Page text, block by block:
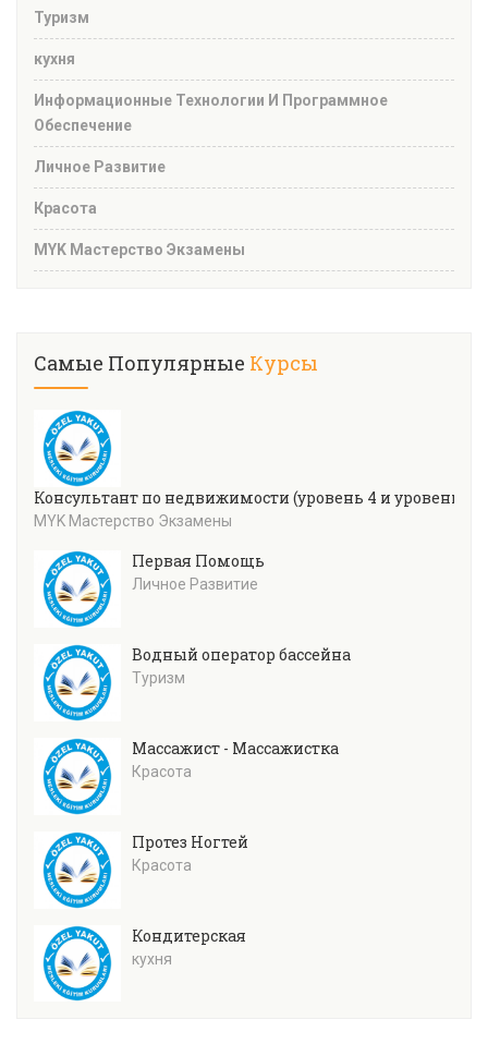
Туризм
кухня
Информационные Технологии И Программное
Обеспечение
Личное Развитие
Красота
MYK Мастерство Экзамены
Самые Популярные Курсы
Консультант по недвижимости (уровень 4 и уровень 5)
MYK Мастерство Экзамены
Первая Помощь
Личное Развитие
Водный оператор бассейна
Туризм
Массажист - Массажистка
Красота
Протез Ногтей
Красота
Кондитерская
кухня